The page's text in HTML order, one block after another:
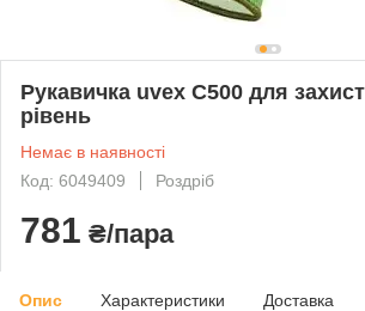
Рукавичка uvex C500 для
рівень
Немає в наявності
Код: 6049409
Роздріб
781 ₴/пара
Опис Характеристики Доставка